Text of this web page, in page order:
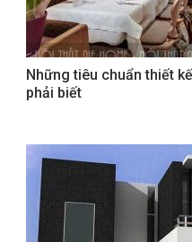
Những tiêu chuẩn thiết
phải biết